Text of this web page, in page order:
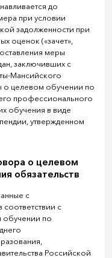
до
при условии
задолженности при
оценок («зачет»,
меры
заключивших с
Мансийского
о целевом обучении по
профессионального
обучения в виде
утвержденном
о целевом
обязательств
с
с
обучении по
Российской